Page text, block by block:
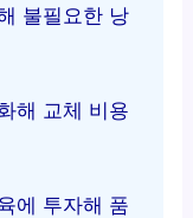
불필요한 낭
해 교체 비용
에 투자해 품